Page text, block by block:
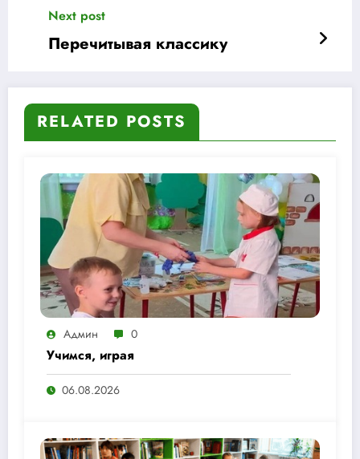
Next post
Перечитывая классику
RELATED POSTS
Админ 0
Учимся, играя
06.08.2026